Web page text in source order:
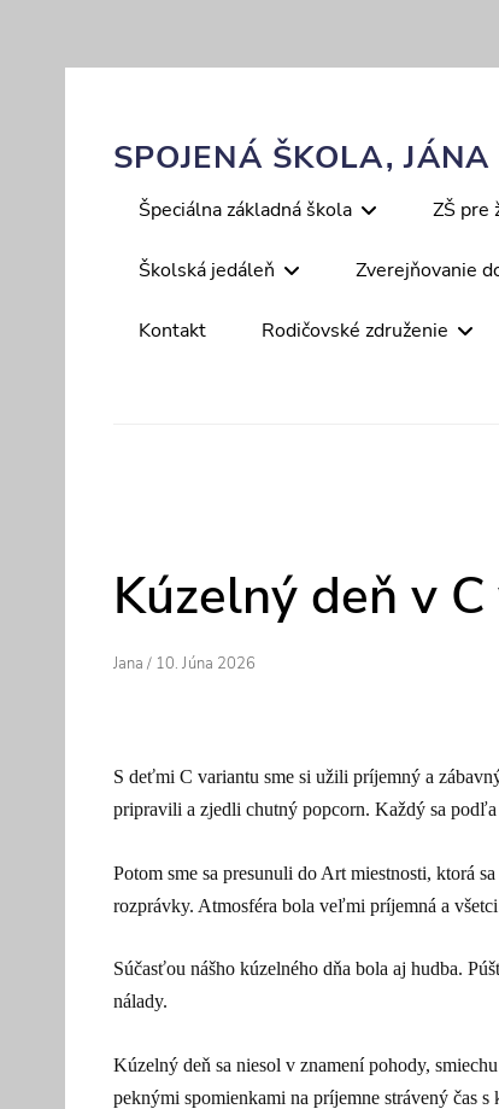
contentSPOJENÁ ŠKOLA,
Primary
Špeciálna základná škola ZŠ pre
Školská jedáleň Zverejňovanie
Kontakt Rodičovské združenie
Kúzelný deň v
Author
Jana / Posted
10. Júna 2026
S deťmi C variantu sme si užili príjemný a
pripravili a zjedli chutný popcorn. Každý sa
Potom sme sa presunuli do Art miestnosti, ktorá
rozprávky. Atmosféra bola veľmi príjemná a
Súčasťou nášho kúzelného dňa bola aj hudba.
nálady.
Kúzelný deň sa niesol v znamení pohody,
peknými spomienkami na príjemne strávený čas s